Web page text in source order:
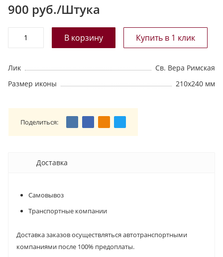
900 руб./Штука
Лик
Св. Вера Римская
Размер иконы
210х240 мм
Поделиться:
Доставка
Самовывоз
Транспортные компании
Доставка заказов осуществляться автотранспортными
компаниями после 100% предоплаты.